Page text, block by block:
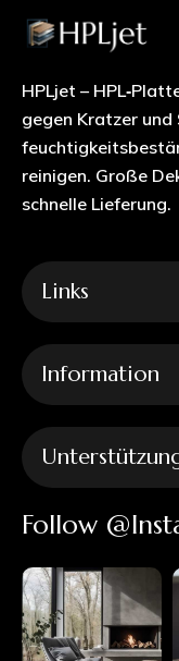
HPLjet –
gegen Kratzer
reinigen. Große
schnelle Lieferung.
Links
Information
Follow